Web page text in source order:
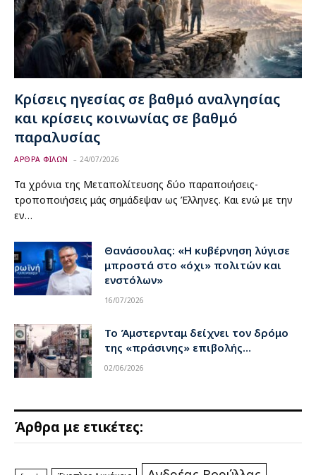
Κρίσεις ηγεσίας σε βαθμό αναλγησίας
και κρίσεις κοινωνίας σε βαθμό
παραλυσίας
ΑΡΘΡΑ ΦΙΛΩΝ 24/07/2026
Τα χρόνια της Μεταπολίτευσης δύο παραποιήσεις-
τροποποιήσεις μάς σημάδεψαν ως Έλληνες. Και ενώ με την
εν…
Θανάσουλας: «Η κυβέρνηση λύγισε
μπροστά στο «όχι» πολιτών και
ενστόλων»
16/07/2026
Το Άμστερνταμ δείχνει τον δρόμο
της «πράσινης» επιβολής…
02/06/2026
Άρθρα με ετικέτες: